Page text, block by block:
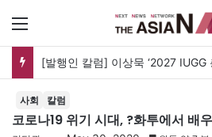
사회 칼럼
코로나19 위기 시대, ?화투에서 배